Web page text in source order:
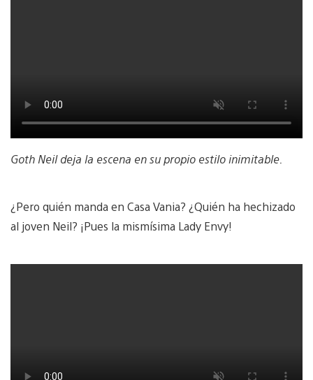
Goth Neil deja la escena en su propio estilo inimitable.
¿Pero quién manda en Casa Vania? ¿Quién ha hechizado
al joven Neil? ¡Pues la mismísima Lady Envy!